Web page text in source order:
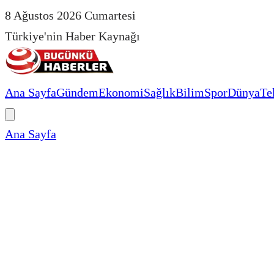
8 Ağustos 2026 Cumartesi
Türkiye'nin Haber Kaynağı
Ana SayfaGündemEkonomiSağlıkBilimSporDünya
Ana Sayfa